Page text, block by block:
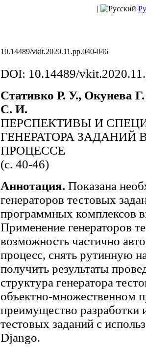
|
10.14489/vkit.2020.11.pp.040-046
DOI: 10.14489/
Стативко Р. У., Окунева
С. И.
ПЕРСПЕКТИВЫ И
ГЕНЕРАТОРА ЗАДАНИЙ
ПРОЦЕССЕ
(с. 40-46)
Аннотация. Показана
генераторов тестовых
программных комплексов
Применение генераторов
возможность частично
процесс, снять рутинную
получить результаты
структура генератора
объектно-множественном
преимущество разработки
тестовых заданий c
Django.